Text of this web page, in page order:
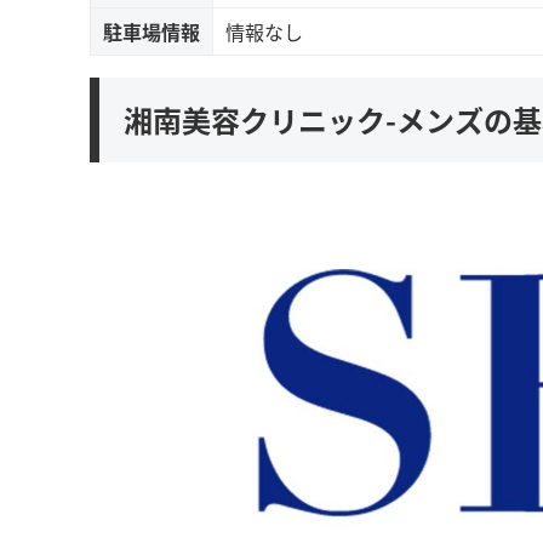
駐車場情報 情報なし
湘南美容クリニック-メンズの